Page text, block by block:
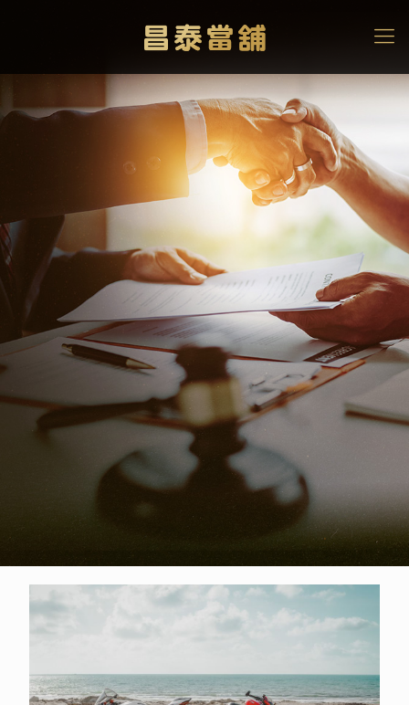
機車借款推薦嗎？這8種人
最適合機車借款！
詳解機車借款條件/利率/流
程
高雄當舖 機車借款 >
機車借款推薦嗎？這8種人最適合機車
借款！詳解機車借款條件/利率/流程